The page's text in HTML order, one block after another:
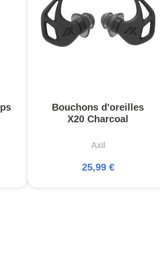
Bouchons d'oreilles
X20 Charcoal
Axil
25,99 €